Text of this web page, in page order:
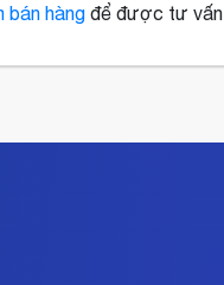
bán hàngđể được tư vấn